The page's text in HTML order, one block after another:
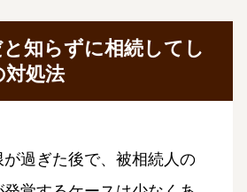
知らずに相続してし
対処法
過ぎた後で、被相続人の